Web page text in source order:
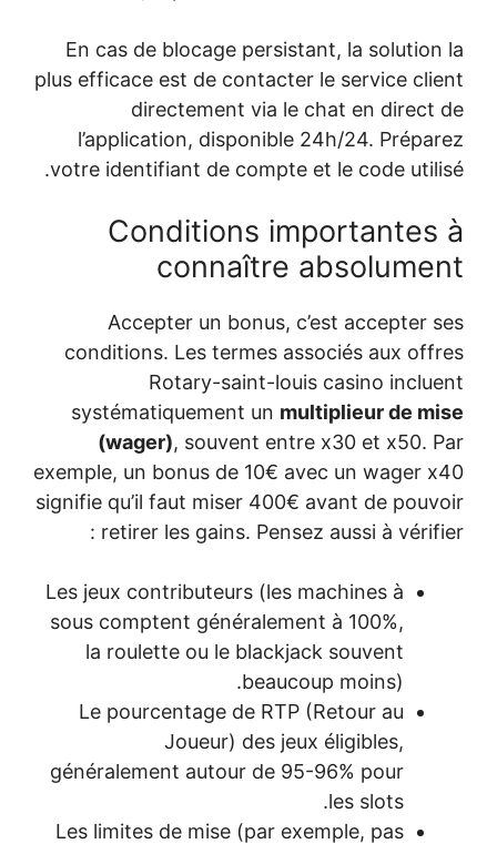
En cas de blocage persistant, la
plus efficace est de contacter le service
directement via le chat en
l’application, disponible 24h/24.
votre identifiant de compte et le code
Conditions
connaître
Accepter un bonus, c’est accepter
conditions. Les termes associés aux
Rotary-saint-louis casino
systématiquement unmultiplieur de
(wager), souvent entre x30 et x50.
exemple, un bonus de 10€ avec un wager
signifie qu’il faut miser 400€ avant de
retirer les gains. Pensez aussi à
Les jeux contributeurs (les machines à
sous comptent généralement à 100%,
la roulette ou le blackjack souvent
beaucoup moins).
Le pourcentage de RTP (Retour au
Joueur) des jeux éligibles,
généralement autour de 95-96% pour
les slots.
Les limites de mise (par exemple, pas